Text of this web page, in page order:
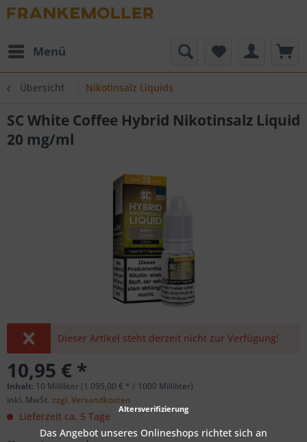
Menü
Übersicht Nikotinsalz Liquids
SC White Coffee Hybrid Nikotinsalz Liquid
20 mg/ml
Dieser Artikel steht derzeit nicht zur Verfügung!
10,95 € *
Inhalt: 10 Milliliter (1.095,00 € * / 1000 Milliliter)
inkl. MwSt. zzgl. Versandkosten
Lieferzeit ca. 5 Tage
Altersverifizierung
Das Angebot unseres Onlineshops richtet sich an